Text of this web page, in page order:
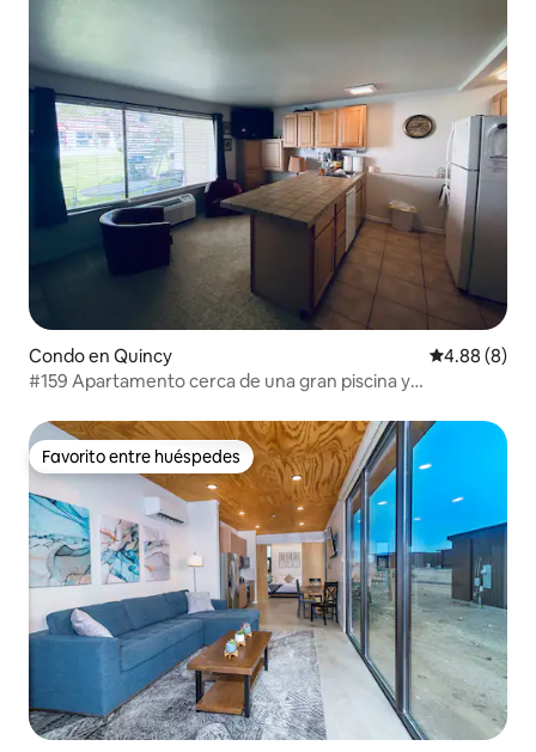
Condo en Quincy Calificación
4.88 (8)
#159 Apartamento cerca de una gran piscina y
Favorito entre huéspedes
Favorito entre huéspedes